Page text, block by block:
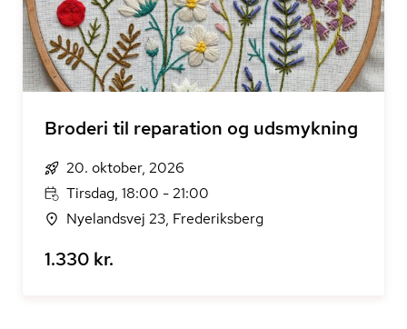
Broderi til reparation og udsmykning
20. oktober, 2026
Tirsdag, 18:00 - 21:00
Nyelandsvej 23, Frederiksberg
1.330 kr.